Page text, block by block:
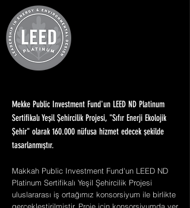
Mekke Public Investment Fund'un LEED ND Platinum
Sertifikalı Yeşil Şehircilik Projesi, "Sıfır Enerji Ekolojik
Şehir" olarak 160.000 nüfusa hizmet edecek şekilde
tasarlanmıştır.
Makkah Public Investment Fund'un LEED ND
Platinum Sertifikalı Yeşil Şehircilik Projesi
uluslararası iş ortağımız konsorsiyum ile birlikte